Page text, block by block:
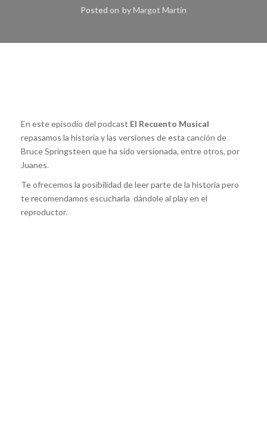
Posted on byMargot Martín
En este episodio del podcast El Recuento Musical
repasamos la historia y las versiones de esta canción de
Bruce Springsteen que ha sido versionada, entre otros, por
Juanes.
Te ofrecemos la posibilidad de leer parte de la historia pero
te recomendamos escucharla dándole al play en el
reproductor.